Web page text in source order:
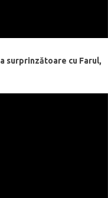
surprinzătoare cu Farul,